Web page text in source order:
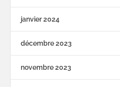
janvier 2024
décembre 2023
novembre 2023